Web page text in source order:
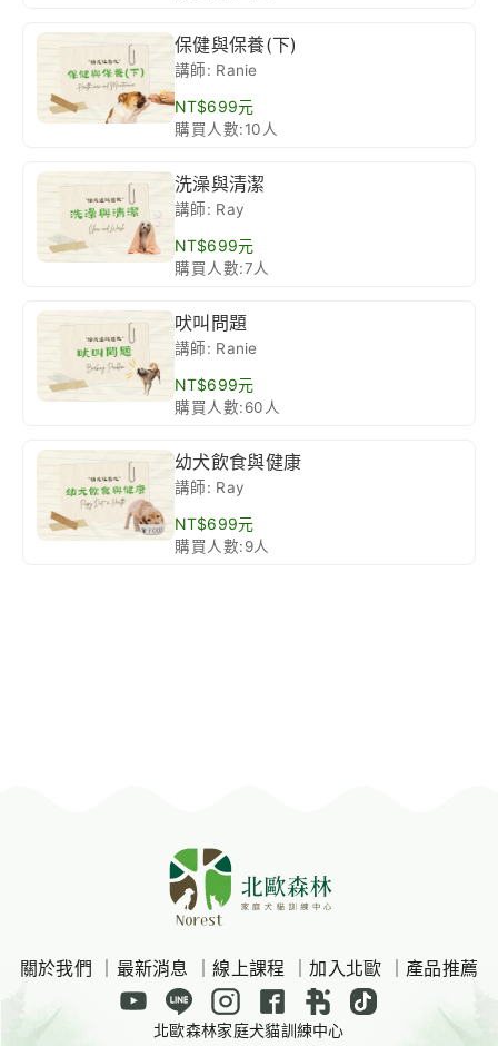
保健與保養(下)
講師: Ranie
NT$699元
購買人數:10人
洗澡與清潔
講師: Ray
NT$699元
購買人數:7人
吠叫問題
講師: Ranie
NT$699元
購買人數:60人
幼犬飲食與健康
講師: Ray
NT$699元
購買人數:9人
關於我們 最新消息 ｜線上課程 ｜加入北歐 產品推薦
北歐森林家庭犬貓訓練中心